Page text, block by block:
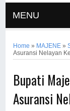
MENU
Home » MAJENE »
Asuransi Nelayan
Bupati
Asuransi